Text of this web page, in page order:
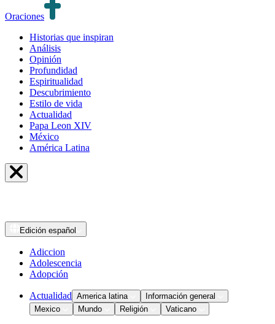
Oraciones
Historias que inspiran
Análisis
Opinión
Profundidad
Espiritualidad
Descubrimiento
Estilo de vida
Actualidad
Papa Leon XIV
México
América Latina
Edición español
Adiccion
Adolescencia
Adopción
Actualidad America latina
Información general
Mexico
Mundo Religión Vaticano